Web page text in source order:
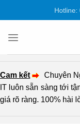
dung
Hotline:
Cam kết
Chuyên
IT luôn sẵn sàng tới
giá rõ ràng. 100% hài